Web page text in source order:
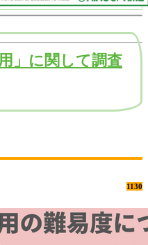
」に関して調査
1130